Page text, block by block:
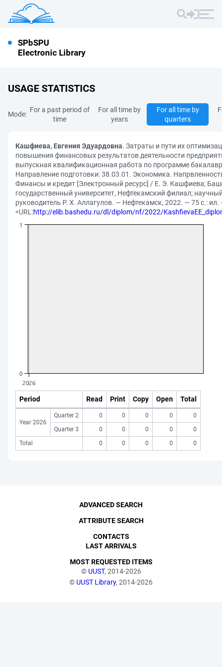
SPbSPU
Electronic Library
USAGE STATISTICS
Mode:
For a past period of
time
For all time by
years
For all time by
quarters
Кашфиева, Евгения Эдуардовна. Затраты и пути их
повышения финансовых результатов деятельности
выпускная квалификационная работа по программе
Направление подготовки: 38.03.01. Экономика.
Финансы и кредит [Электронный ресурс] / Е. Э. Кашфиева;
государственный университет, Нефтекамский филиал;
руководитель Р. Х. Аллагулов. — Нефтекамск, 2022. — 75 с.: ил.
<URL:http://elib.bashedu.ru/dl/diplom/nf/2022/
Period Read Print Copy Open Total
Year 2026
Quarter 2 0 0 0 0
0
Quarter 3
0 0 0 0
0
Total
0 0 0 0 0
© UUST, 2014-2026
© UUST Library, 2014-2026
ADVANCED SEARCH
ATTRIBUTE SEARCH
CONTACTS
LAST ARRIVALS
MOST REQUESTED ITEMS